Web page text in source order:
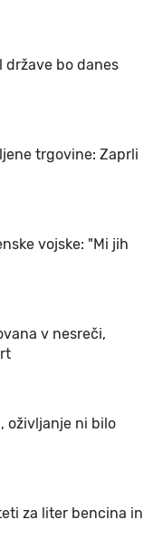
države bo danes
trgovine: Zaprli
vojske: "Mi jih
v nesreči,
oživljanje ni bilo
za liter bencina in